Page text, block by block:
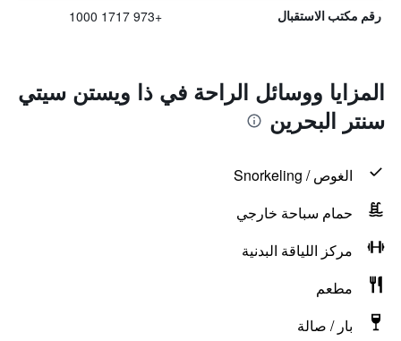
رقم مكتب الاستقبال +973 1717 1000
المزايا ووسائل الراحة في ذا ويستن سيتي
سنتر البحرين
الغوص / Snorkeling
حمام سباحة خارجي
مركز اللياقة البدنية
مطعم
بار / صالة